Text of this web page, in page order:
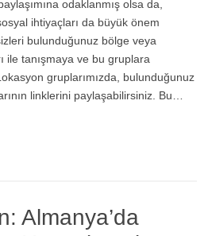
odaklanmış olsa da,
ihtiyaçları da büyük önem
bulunduğunuz bölge veya
ile tanışmaya ve bu gruplara
gruplarımızda, bulunduğunuz
linklerini paylaşabilirsiniz. Bu…
Almanya’da